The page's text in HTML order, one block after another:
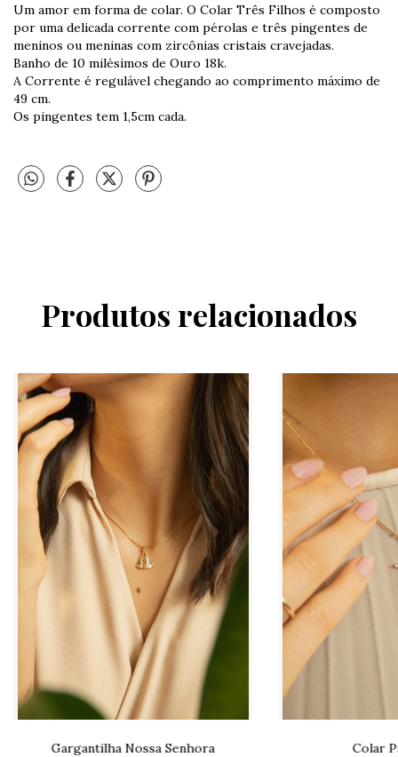
Um amor em forma de colar. O Colar Três Filhos é composto
por uma delicada corrente com pérolas e três pingentes de
meninos ou meninas com zircônias cristais cravejadas.
Banho de 10 milésimos de Ouro 18k.
A Corrente é regulável chegando ao comprimento máximo de
49 cm.
Os pingentes tem 1,5cm cada.
Produtos relacionados
Gargantilha Nossa Senhora Colar